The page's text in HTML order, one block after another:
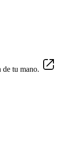
de tu mano.